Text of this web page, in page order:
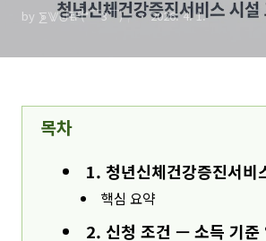
by ⨊⨈⨄₠₣(*￣3￣)╭ 2026. 4. 1.
목차
1. 청년신체건강증진서비
핵심 요약
2. 신청 조건 — 소득 기준